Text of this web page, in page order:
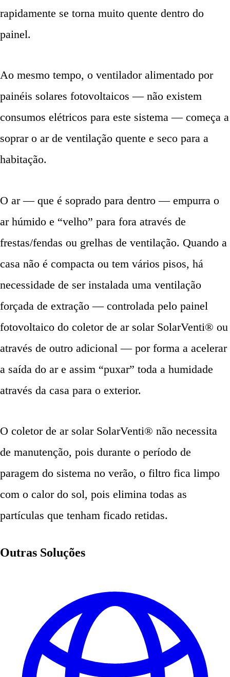
rapidamente se torna muito quente dentro do
painel.
Ao mesmo tempo, o ventilador alimentado por
painéis solares fotovoltaicos — não existem
consumos elétricos para este sistema — começa a
soprar o ar de ventilação quente e seco para a
habitação.
O ar — que é soprado para dentro — empurra o
ar húmido e “velho” para fora através de
frestas/fendas ou grelhas de ventilação. Quando a
casa não é compacta ou tem vários pisos, há
necessidade de ser instalada uma ventilação
forçada de extração — controlada pelo painel
fotovoltaico do coletor de ar solar SolarVenti® ou
através de outro adicional — por forma a acelerar
a saída do ar e assim “puxar” toda a humidade
através da casa para o exterior.
O coletor de ar solar SolarVenti® não necessita
de manutenção, pois durante o período de
paragem do sistema no verão, o filtro fica limpo
com o calor do sol, pois elimina todas as
partículas que tenham ficado retidas.
Outras Soluções